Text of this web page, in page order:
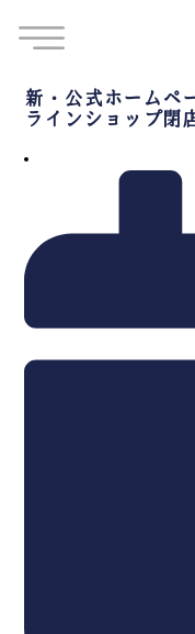
新・公式ホーム
ラインショップ閉